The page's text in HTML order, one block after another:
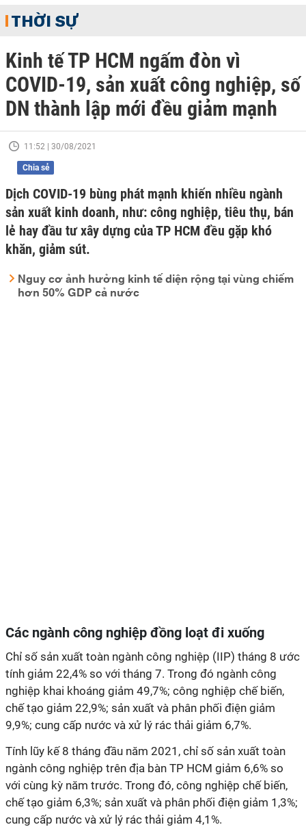
THỜI SỰ
Kinh tế TP HCM ngấm đòn vì
COVID-19, sản xuất công nghiệp, số
DN thành lập mới đều giảm mạnh
11:52 | 30/08/2021
Chia sẻ
Dịch COVID-19 bùng phát mạnh khiến nhiều ngành
sản xuất kinh doanh, như: công nghiệp, tiêu thụ, bán
lẻ hay đầu tư xây dựng của TP HCM đều gặp khó
khăn, giảm sút.
Nguy cơ ảnh hưởng kinh tế diện rộng tại vùng chiếm
hơn 50% GDP cả nước
Các ngành công nghiệp đồng loạt đi xuống
Chỉ số sản xuất toàn ngành công nghiệp (IIP) tháng 8 ước
tính giảm 22,4% so với tháng 7. Trong đó ngành công
nghiệp khai khoáng giảm 49,7%; công nghiệp chế biến,
chế tạo giảm 22,9%; sản xuất và phân phối điện giảm
9,9%; cung cấp nước và xử lý rác thải giảm 6,7%.
Tính lũy kế 8 tháng đầu năm 2021, chỉ số sản xuất toàn
ngành công nghiệp trên địa bàn TP HCM giảm 6,6% so
với cùng kỳ năm trước. Trong đó, công nghiệp chế biến,
chế tạo giảm 6,3%; sản xuất và phân phối điện giảm 1,3%;
cung cấp nước và xử lý rác thải giảm 4,1%.